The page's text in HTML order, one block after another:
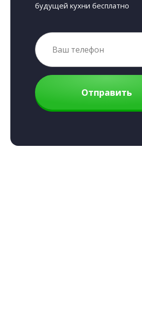
будущей кухни бесплатно
Отправить